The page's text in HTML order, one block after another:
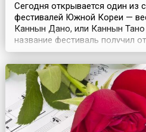
Сегодня открывается один из
фестивалей Южной Кореи —
Каннын Дано, или Каннын
название фестиваль получил
города Каннына, который
Японского моря и благодаря
туристических центров
достопримечательностей
фестивалями. В первую о...